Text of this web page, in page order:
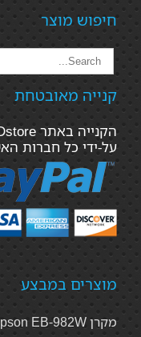
חיפוש מוצר
קנייה מאובטחת
על-ידי כל חברות
מוצרים במבצע
מקרן Epson EB-982W בטכנולוגיית 3LCD